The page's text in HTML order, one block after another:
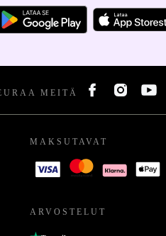
MEITÄ
MAKSUTAVAT
ARVOSTELUT